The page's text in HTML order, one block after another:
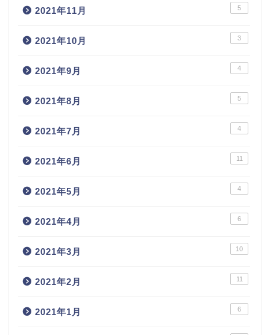
2021年11月 5
2021年10月 3
2021年9月 4
2021年8月 5
2021年7月 4
2021年6月 11
2021年5月 4
2021年4月 6
2021年3月 10
2021年2月 11
2021年1月 6